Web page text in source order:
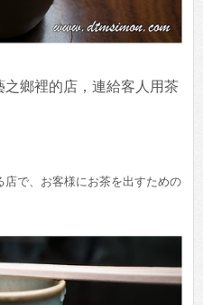
鄉裡的店，連給客人用茶
で、お客様にお茶を出すための